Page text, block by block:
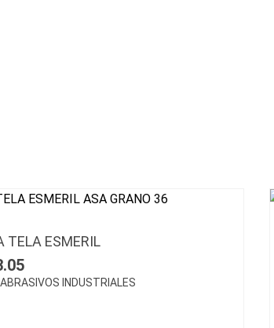
ABRASIVOS INDUSTRIALES
TELA ESMERIL